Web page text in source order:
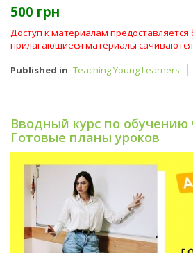
500 грн
Доступ к материалам предоставляется
прилагающиеся материалы
Published in Teaching Young Learners
Вводный курс по обучению
Готовые планы уроков